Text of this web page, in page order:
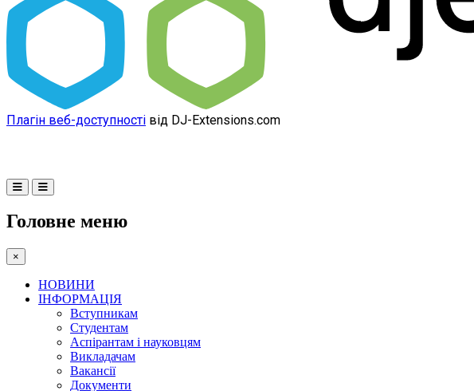
Плагін веб-доступності від DJ-Extensions.com
Головне меню
×
НОВИНИ
ІНФОРМАЦІЯ
Вступникам
Студентам
Аспірантам і науковцям
Викладачам
Вакансії
Документи